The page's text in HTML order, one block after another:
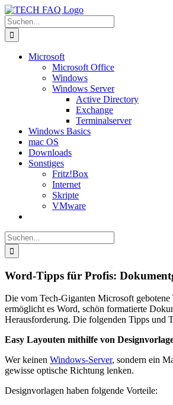
Zum
Inhalt
springen
Suche
nach:
Microsoft
Microsoft Office
Windows
Windows Server
Active Directory
Exchange
Terminalserver
Windows Basics
mac OS
Downloads
Sonstiges
Fritz!Box
Internet
Skripte
VMware
Suche
nach:
Word-Tipps für Profis:
Die vom Tech-Giganten Microsoft
ermöglicht es Word, schön formatierte
Herausforderung. Die folgenden Tipps und
Easy Layouten mithilfe von
Wer keinen Windows-Server, sondern ein
gewisse optische Richtung lenken.
Designvorlagen haben folgende Vorteile: